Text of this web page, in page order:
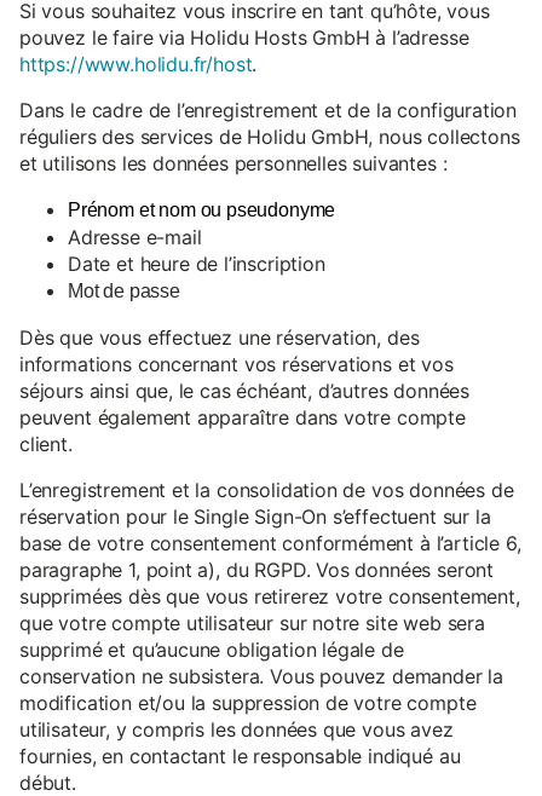
Si vous souhaitez vous inscrire en tant qu’hôte, vous
pouvez le faire via Holidu Hosts GmbH à l’adresse
https://www.holidu.fr/host.
Dans le cadre de l’enregistrement et de la configuration
réguliers des services de Holidu GmbH, nous collectons
et utilisons les données personnelles suivantes :
Prénom et nom ou pseudonyme
Adresse e-mail
Date et heure de l’inscription
Mot de passe
Dès que vous effectuez une réservation, des
informations concernant vos réservations et vos
séjours ainsi que, le cas échéant, d’autres données
peuvent également apparaître dans votre compte
client.
L’enregistrement et la consolidation de vos données de
réservation pour le Single Sign-On s’effectuent sur la
base de votre consentement conformément à l’article 6,
paragraphe 1, point a), du RGPD. Vos données seront
supprimées dès que vous retirerez votre consentement,
que votre compte utilisateur sur notre site web sera
supprimé et qu’aucune obligation légale de
conservation ne subsistera. Vous pouvez demander la
modification et/ou la suppression de votre compte
utilisateur, y compris les données que vous avez
fournies, en contactant le responsable indiqué au
début.